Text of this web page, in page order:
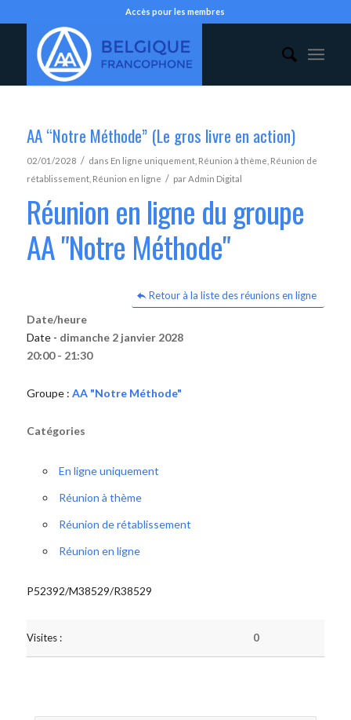
Accès pour les membres
AA “Notre Méthode” (Le gros livre en action)
02/01/2028 / dans En ligne uniquement, Réunion à thème Réunion de
rétablissement, Réunion en ligne / parAdmin Digital
Réunion en ligne du groupe
AA "Notre Méthode"
Retour à la liste des réunions en ligne
Date/heure
Date - dimanche 2 janvier 2028
20:00 - 21:30
Groupe : AA "Notre Méthode"
Catégories
En ligne uniquement
Réunion à thème
Réunion de rétablissement
Réunion en ligne
P52392/M38529/R38529
Visites : 0